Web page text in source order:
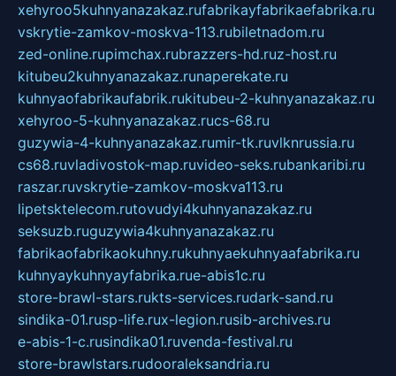
xehyroo5kuhnyanazakaz.rufabrikayfabrikaefabrika.ru
vskrytie-zamkov-moskva-113.rubiletnadom.ru
zed-online.rupimchax.rubrazzers-hd.ruz-host.ru
kitubeu2kuhnyanazakaz.runaperekate.ru
kuhnyaofabrikaufabrik.rukitubeu-2-kuhnyanazakaz.ru
xehyroo-5-kuhnyanazakaz.rucs-68.ru
guzywia-4-kuhnyanazakaz.rumir-tk.ruvlknrussia.ru
cs68.ruvladivostok-map.ruvideo-seks.rubankaribi.ru
raszar.ruvskrytie-zamkov-moskva113.ru
lipetsktelecom.rutovudyi4kuhnyanazakaz.ru
seksuzb.ruguzywia4kuhnyanazakaz.ru
fabrikaofabrikaokuhny.rukuhnyaekuhnyaafabrika.ru
kuhnyaykuhnyayfabrika.rue-abis1c.ru
store-brawl-stars.rukts-services.rudark-sand.ru
sindika-01.rusp-life.rux-legion.rusib-archives.ru
e-abis-1-c.rusindika01.ruvenda-festival.ru
store-brawlstars.rudooraleksandria.ru